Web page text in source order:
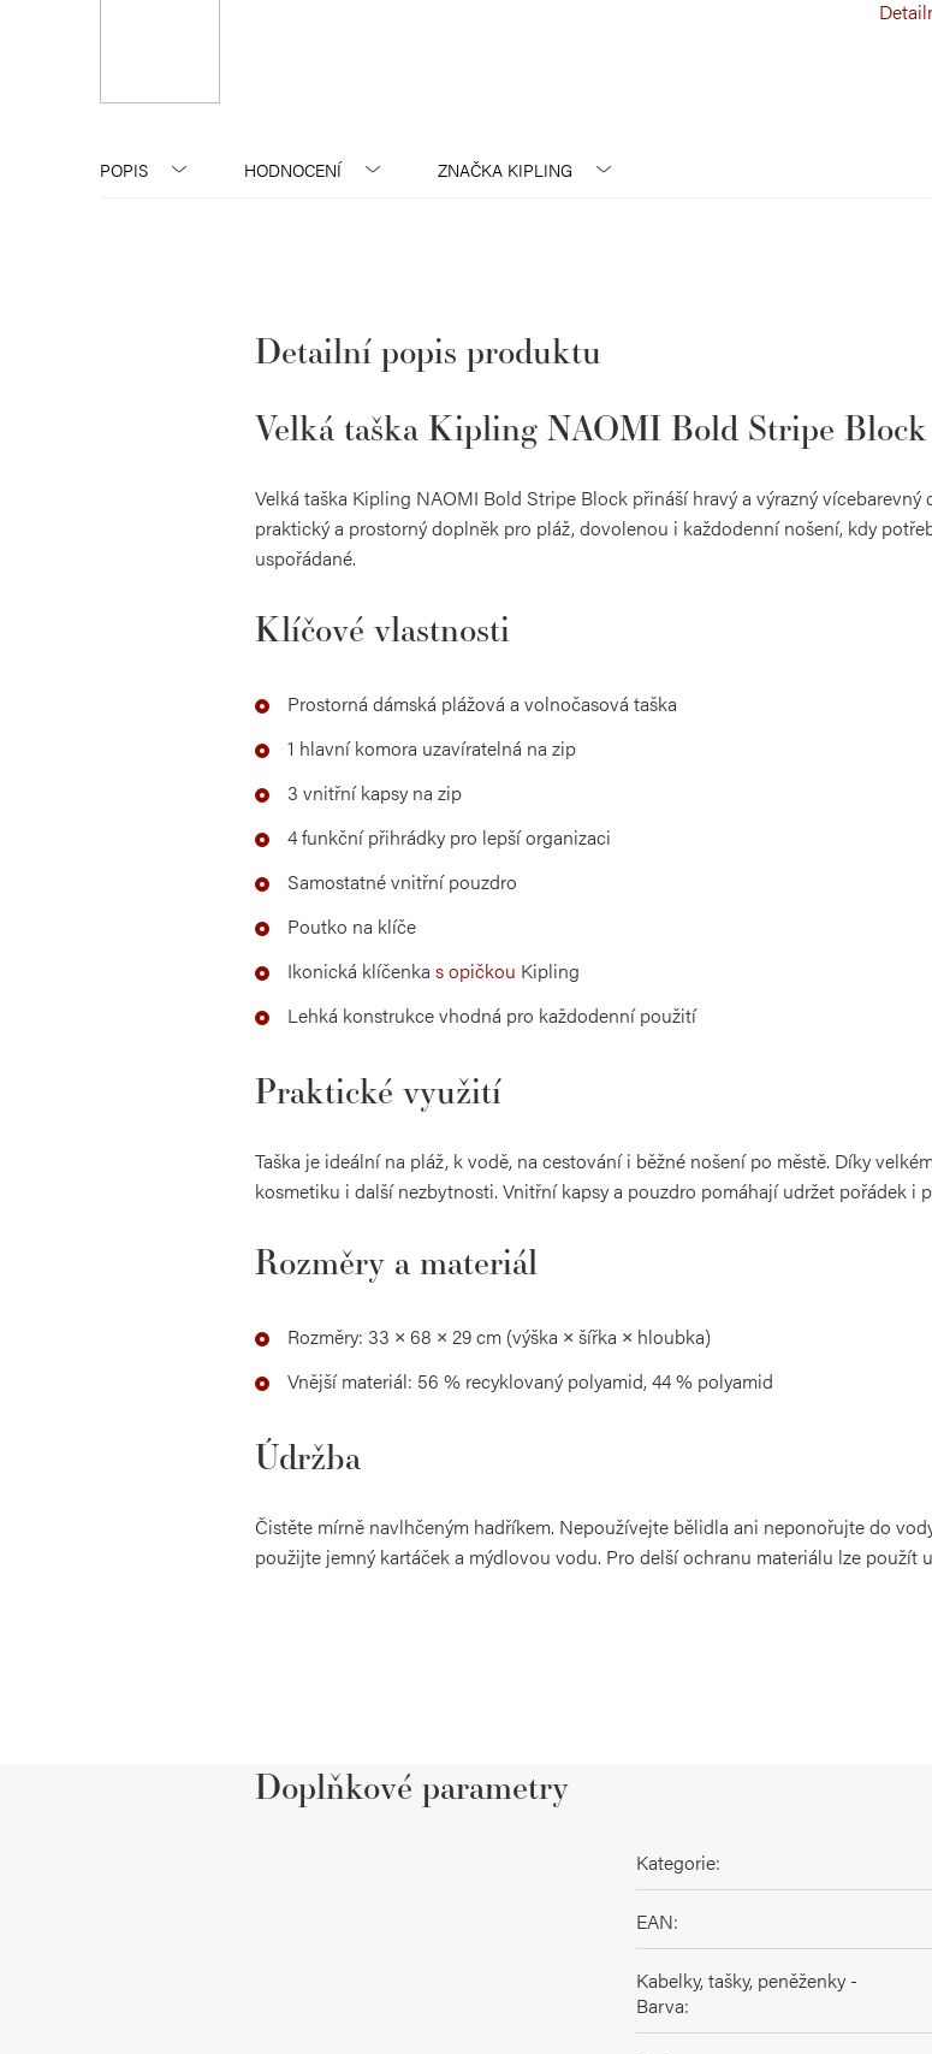
POPIS HODNOCENÍ ZNAČKA KIPLING
Detailní popis produktu
Velká taška Kipling NAOMI Bold Stripe Block
Velká taška Kipling NAOMI Bold Stripe Block přináší hravý a výrazný
praktický a prostorný doplněk pro pláž, dovolenou i každodenní nošení, kdy
uspořádané.
Klíčové vlastnosti
Prostorná dámská plážová a volnočasová taška
1 hlavní komora uzavíratelná na zip
3 vnitřní kapsy na zip
4 funkční přihrádky pro lepší organizaci
Samostatné vnitřní pouzdro
Poutko na klíče
Ikonická klíčenka s opičkou Kipling
Lehká konstrukce vhodná pro každodenní použití
Praktické využití
Taška je ideální na pláž, k vodě, na cestování i běžné nošení po městě. Díky
kosmetiku i další nezbytnosti. Vnitřní kapsy a pouzdro pomáhají udržet pořádek i
Rozměry a materiál
Rozměry: 33 × 68 × 29 cm (výška × šířka × hloubka)
Vnější materiál: 56 % recyklovaný polyamid, 44 % polyamid
Údržba
Čistěte mírně navlhčeným hadříkem. Nepoužívejte bělidla ani neponořujte do
použijte jemný kartáček a mýdlovou vodu. Pro delší ochranu materiálu lze použít
Doplňkové parametry
Kategorie:
EAN:
Kabelky, tašky, peněženky -
Barva: